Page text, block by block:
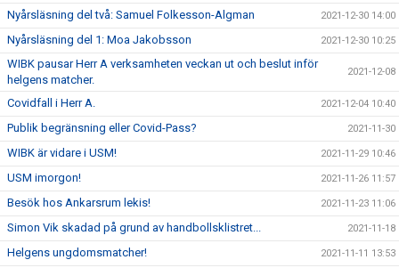
Nyårsläsning del två: Samuel Folkesson-Algman 2021-12-30 14:00
Nyårsläsning del 1: Moa Jakobsson 2021-12-30 10:25
WIBK pausar Herr A verksamheten veckan ut och beslut inför
helgens matcher.
2021-12-08
Covidfall i Herr A. 2021-12-04 10:40
Publik begränsning eller Covid-Pass? 2021-11-30
WIBK är vidare i USM! 2021-11-29 10:46
USM imorgon! 2021-11-26 11:57
Besök hos Ankarsrum lekis! 2021-11-23 11:06
Simon Vik skadad på grund av handbollsklistret... 2021-11-18
Helgens ungdomsmatcher! 2021-11-11 13:53